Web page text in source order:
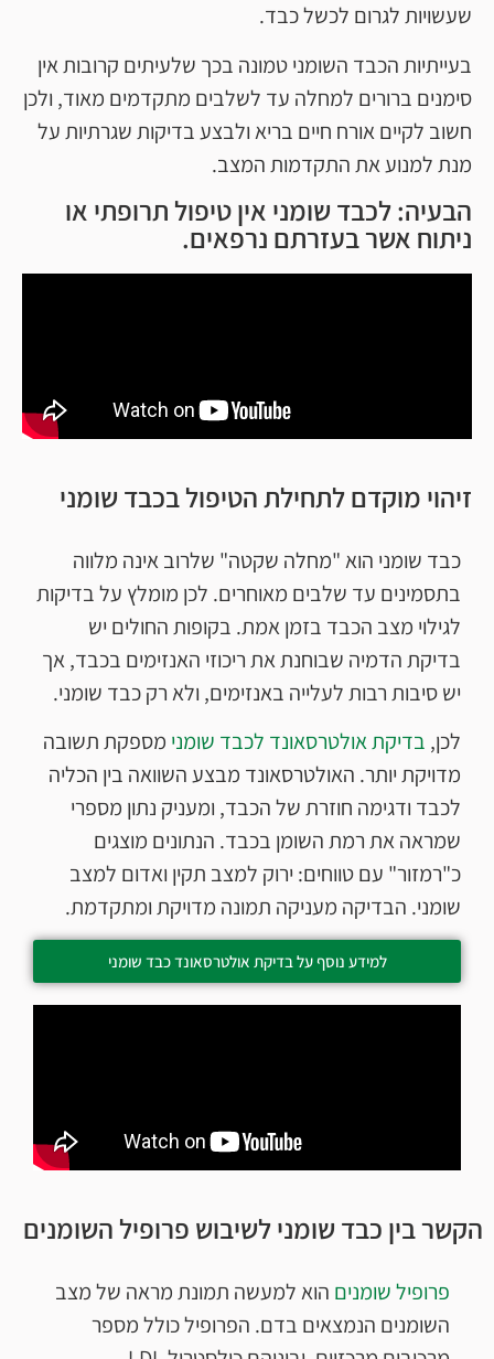
שעשויות לגרום לכשל כבד.
בעייתיות הכבד השומני טמונה בכך שלעיתים קרובות אין
סימנים ברורים למחלה עד לשלבים מתקדמים מאוד, ולכן
חשוב לקיים אורח חיים בריא ולבצע בדיקות שגרתיות על
מנת למנוע את התקדמות המצב.
הבעיה: לכבד שומני אין טיפול תרופתי או
ניתוח אשר בעזרתם נרפאים.
זיהוי מוקדם לתחילת הטיפול בכבד שומני
כבד שומני הוא "מחלה שקטה" שלרוב אינה מלווה
בתסמינים עד שלבים מאוחרים. לכן מומלץ על בדיקות
לגילוי מצב הכבד בזמן אמת. בקופות החולים יש
בדיקת הדמיה שבוחנת את ריכוזי האנזימים בכבד, אך
יש סיבות רבות לעלייה באנזימים, ולא רק כבד שומני.
לכן, בדיקת אולטרסאונד לכבד שומני מספקת תשובה
מדויקת יותר. האולטרסאונד מבצע השוואה בין הכליה
לכבד ודגימה חוזרת של הכבד, ומעניק נתון מספרי
שמראה את רמת השומן בכבד. הנתונים מוצגים
כ"רמזור" עם טווחים: ירוק למצב תקין ואדום למצב
שומני. הבדיקה מעניקה תמונה מדויקת ומתקדמת.
למידע נוסף על בדיקת אולטרסאונד כבד שומני
הקשר בין כבד שומני לשיבוש פרופיל השומנים
פרופיל שומנים הוא למעשה תמונת מראה של מצב
השומנים הנמצאים בדם. הפרופיל כולל מספר